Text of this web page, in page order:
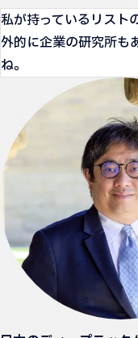
私が持っているリスト
外的に企業の研究所も
ね。